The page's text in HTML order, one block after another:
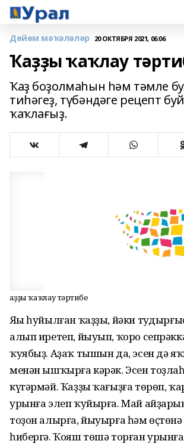
Дөйөм мәҡәләләр 20 ОКТЯБРЯ 2021, 06:06
Ҡаҙҙы ҡаҡлау
Ҡаҙ боҙолмаһын һәм тәмле
тиһәгеҙ, түбәндәге рецепт
ҡаҡлағыҙ.
Ҡаҙҙы ҡаҡлау тәртибе
Яңы һуйылған ҡаҙҙы, йәки
алып иретеп, йыуып, ҡоро
ҡуябыҙ. Аҙаҡ тышын да, эсен дә
менән ышҡырға кәрәк. Эсен
күгәрмәй. Ҡаҙҙы ҡағыҙға төрөп,
урынға элеп ҡуйырға. Май
тоҙон алырға, йыуырға һәм
һибергә. Ҡояш төшә торған